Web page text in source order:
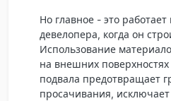
Но главное - это работает
девелопера, когда он
Использование
на внешних
подвала предотвращает
просачивания,